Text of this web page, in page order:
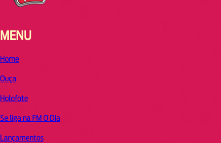
MENU
Home
Ouça
Holofote
Se liga na FM O Dia
Lançamentos